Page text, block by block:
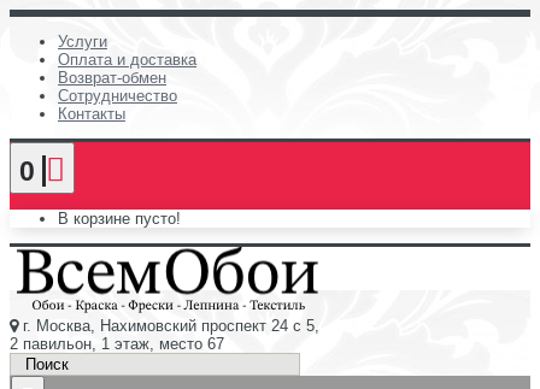
Услуги
Оплата и доставка
Возврат-обмен
Сотрудничество
Контакты
0
В корзине пусто!
г. Москва, Нахимовский проспект 24 с 5,
2 павильон, 1 этаж, место 67